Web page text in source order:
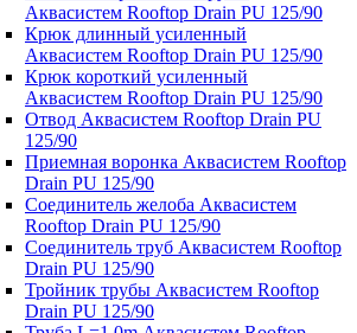
Аквасистем Rooftop Drain PU 125/90
Крюк длинный усиленный
Аквасистем Rooftop Drain PU 125/90
Крюк короткий усиленный
Аквасистем Rooftop Drain PU 125/90
Отвод Аквасистем Rooftop Drain PU
125/90
Приемная воронка Аквасистем Rooftop
Drain PU 125/90
Соединитель желоба Аквасистем
Rooftop Drain PU 125/90
Соединитель труб Аквасистем Rooftop
Drain PU 125/90
Тройник трубы Аквасистем Rooftop
Drain PU 125/90